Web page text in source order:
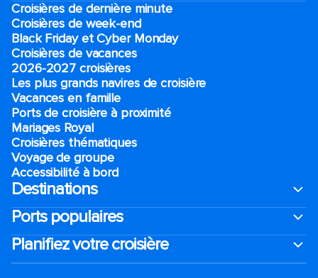
Croisières de dernière minute
Croisières de week-end
Black Friday et Cyber Monday
Croisières de vacances
2026-2027 croisières
Les plus grands navires de croisière
Vacances en famille
Ports de croisière à proximité
Mariages Royal
Croisières thématiques
Voyage de groupe​
Accessibilité à bord​
Destinations
Ports populaires
Planifiez votre croisière